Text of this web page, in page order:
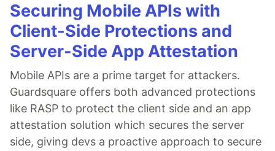
Securing Mobile APIs with
Client-Side Protections and
Server-Side App Attestation
Mobile APIs are a prime target for attackers.
Guardsquare offers both advanced protections
like RASP to protect the client side and an app
attestation solution which secures the server
side, giving devs a proactive approach to secure